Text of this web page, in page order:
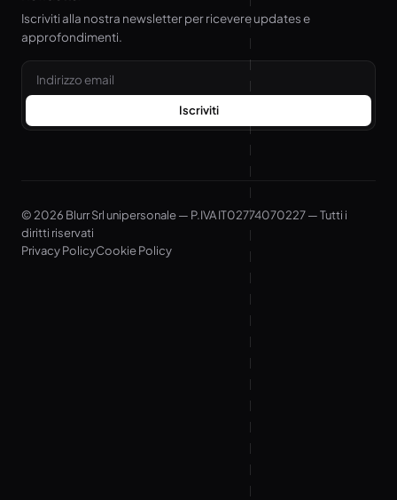
Iscriviti alla nostra newsletter per ricevere updates e
approfondimenti.
Email
Iscriviti
© 2026 Blurr Srl unipersonale — P.IVA IT02774070227 — Tutti i
diritti riservati
Privacy PolicyCookie Policy